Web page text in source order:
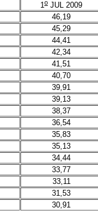
1 o JUL 2009
46,19
45,29
44,41
42,34
41,51
40,70
39,91
39,13
38,37
36,54
35,83
35,13
34,44
33,77
33,11
31,53
30,91